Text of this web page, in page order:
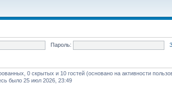
Пароль:
0 скрытых и 10 гостей (основано на активности
было 25 июл 2026, 23:49